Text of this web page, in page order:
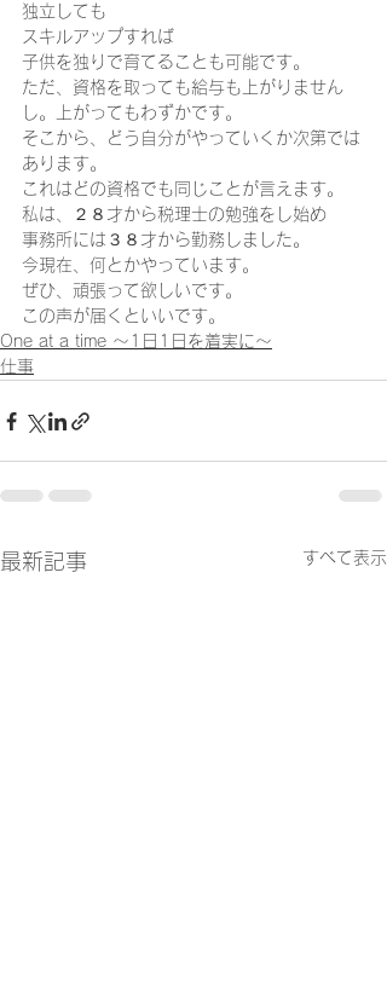
独立しても
スキルアップすれば
子供を独りで育てることも可能です。
ただ、資格を取っても給与も上がりません
し。上がってもわずかです。
そこから、どう自分がやっていくか次第では
あります。
これはどの資格でも同じことが言えます。
私は、２８才から税理士の勉強をし始め
事務所には３８才から勤務しました。
今現在、何とかやっています。
ぜひ、頑張って欲しいです。
この声が届くといいです。
One at a time ～1日1日を着実に～
仕事
最新記事 すべて表示